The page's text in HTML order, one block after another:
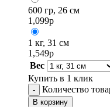
600 гр, 26 см
1,099р
1 кг, 31 см
1,549р
Вес
Купить в 1 клик
- Количество
В корзину